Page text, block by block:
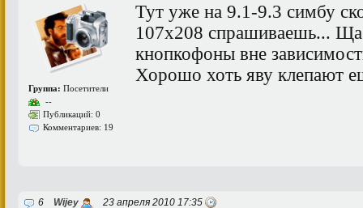
Группа: Посетители
--
Публикаций: 0
Комментариев: 19
Тут уже на 9.1-9.3 симбу
107х208 спрашиваешь...
кнопкофоны вне
Хорошо хоть яву клепают
6 Wijey 23 апреля 2010 17:35